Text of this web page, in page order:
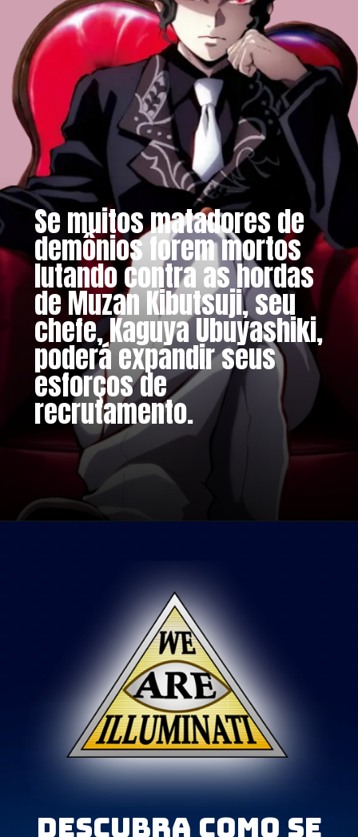
Se muitos matadores de
demônios forem mortos
lutando contra as hordas
de Muzan Kibutsuji, seu
chefe, Kaguya Ubuyashiki,
poderá expandir seus
esforços de
recrutamento.
Descubra como se